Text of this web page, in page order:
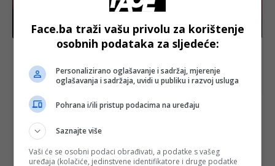
Bosanski vjestnik
Ništa od crvenog kartona za SAD i Iran: Rutte
zli!”
najnovije
Face.ba traži vašu privolu za korištenje
osobnih podataka za sljedeće:
Personalizirano oglašavanje i sadržaj, mjerenje
oglašavanja i sadržaja, uvidi u publiku i razvoj usluga
Pohrana i/ili pristup podacima na uređaju
Saznajte više
Vaši će se osobni podaci obrađivati, a podatke s vašeg
uređaja (kolačiće, jedinstvene identifikatore i druge podatke